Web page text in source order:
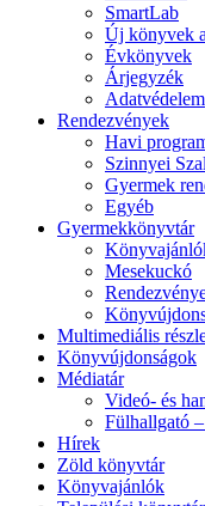
SmartLab
Új könyvek
Évkönyvek
Árjegyzék
Adatvédelem
Rendezvények
Havi
Szinnyei
Gyermek
Egyéb
Gyermekkönyvtár
Mesekuckó
Multimediális
Könyvújdonságok
Médiatár
Videó- és
Fülhallgató
Hírek
Zöld könyvtár
Könyvajánlók